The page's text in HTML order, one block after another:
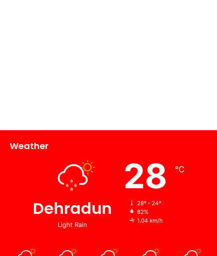
Weather
Dehradun
Light Rain
28 ℃
28º - 24º
82%
1.04 km/h